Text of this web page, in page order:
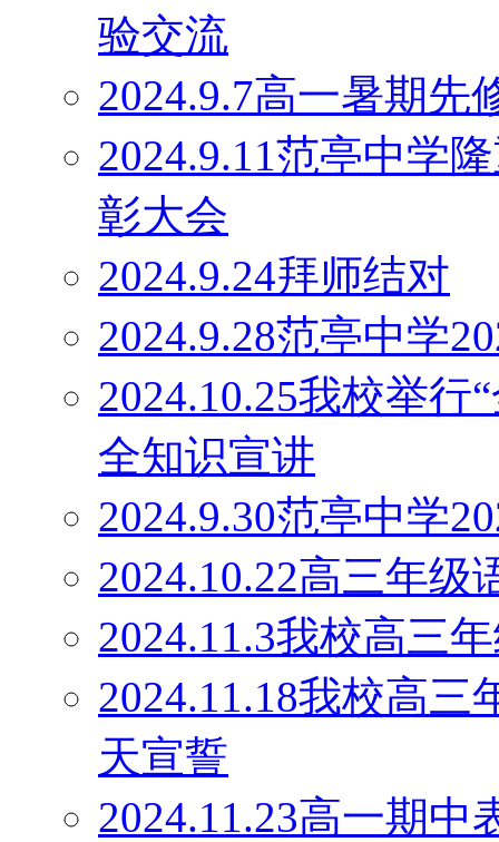
验交流
2024.9.7高一暑期先
2024.9.11范亭中学
彰大会
2024.9.24拜师结对
2024.9.28范亭中学
2024.10.25我校举行
全知识宣讲
2024.9.30范亭中学
2024.10.22高三年
2024.11.3我校高三
2024.11.18我校高三
天宣誓
2024.11.23高一期中